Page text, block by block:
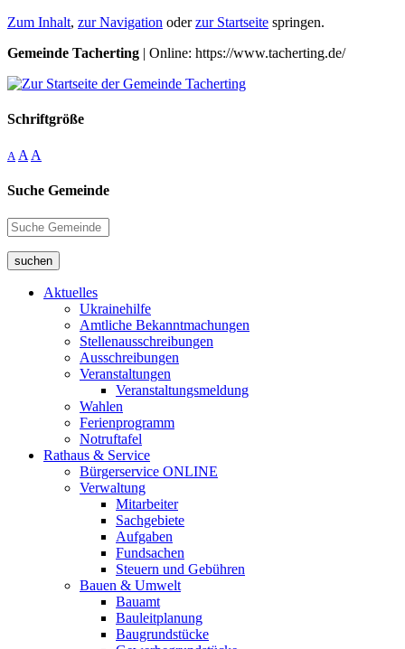
Zum Inhalt, zur Navigation oderzur Startseite springen.
Gemeinde Tacherting | Online: https://www.tacherting.de/
Schriftgröße
A A A
Suche Gemeinde
suchen
Aktuelles
Ukrainehilfe
Amtliche Bekanntmachungen
Stellenausschreibungen
Ausschreibungen
Veranstaltungen
Veranstaltungsmeldung
Wahlen
Ferienprogramm
Notruftafel
Rathaus & Service
Bürgerservice ONLINE
Verwaltung
Mitarbeiter
Sachgebiete
Aufgaben
Fundsachen
Steuern und Gebühren
Bauen & Umwelt
Bauamt
Bauleitplanung
Baugrundstücke